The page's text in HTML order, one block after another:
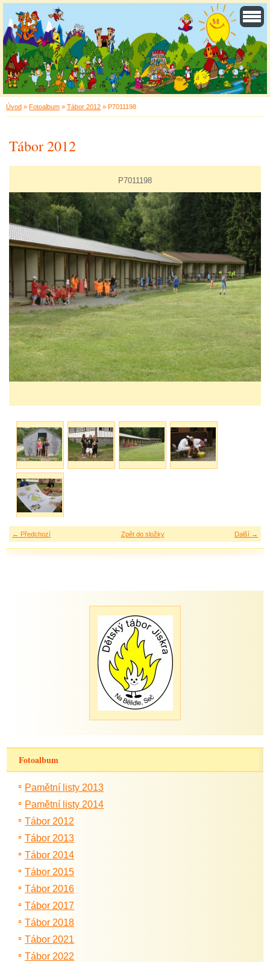
Úvod » Fotoalbum » Tábor 2012 » P7011198
Tábor 2012
P7011198
← Předchozí Další →
Zpět do složky
Fotoalbum
Pamětní listy 2013
Pamětní listy 2014
Tábor 2012
Tábor 2013
Tábor 2014
Tábor 2015
Tábor 2016
Tábor 2017
Tábor 2018
Tábor 2021
Tábor 2022